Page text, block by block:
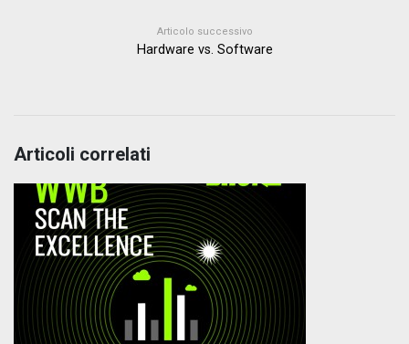
Articolo successivo
Hardware vs. Software
Articoli correlati